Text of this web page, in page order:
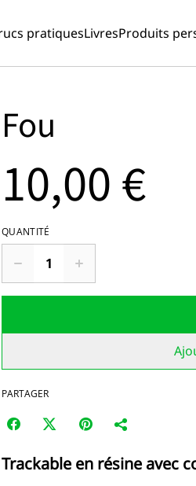
pratiquesLivresProduits
Fou
10,00 €
QUANTITÉ
PARTAGER
Trackable en résine avec